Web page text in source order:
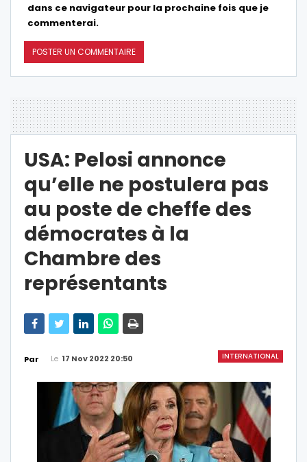
dans ce navigateur pour la prochaine fois que je
commenterai.
USA: Pelosi annonce
qu’elle ne postulera pas
au poste de cheffe des
démocrates à la
Chambre des
représentants
INTERNATIONAL
Par Le 17 Nov 2022 20:50